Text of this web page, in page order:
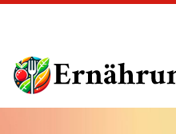
main
content